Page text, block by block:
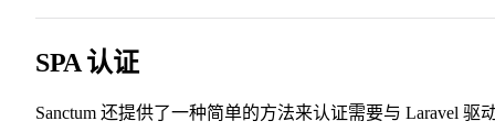
SPA 认证
Sanctum 还提供了一种简单的方法来认证需要与 Laravel 驱